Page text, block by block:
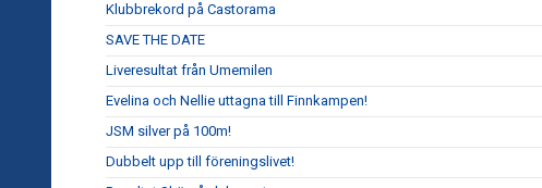
Klubbrekord på Castorama
SAVE THE DATE
Liveresultat från Umemilen
Evelina och Nellie uttagna till Finnkampen!
JSM silver på 100m!
Dubbelt upp till föreningslivet!